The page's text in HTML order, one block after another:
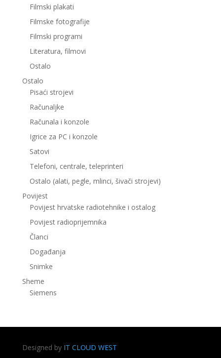
Filmski plakati
Filmske fotografije
Filmski programi
Literatura, filmovi
Ostalo
Ostalo
Pisaći strojevi
Računaljke
Računala i konzole
Igrice za PC i konzole
Satovi
Telefoni, centrale, teleprinteri
Ostalo (alati, pegle, mlinci, šivači strojevi)
Povijest
Povijest hrvatske radiotehnike i ostalog
Povijest radioprijemnika
Članci
Događanja
Snimke
Sheme
Siemens
Designed by IT CLOUD WEST